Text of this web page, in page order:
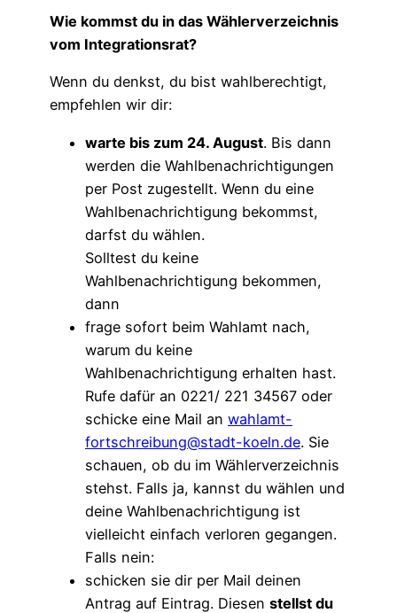
Wie kommst du in das Wählerverzeichnis
vom Integrationsrat?
Wenn du denkst, du bist wahlberechtigt,
empfehlen wir dir:
warte bis zum 24. August. Bis dann
werden die Wahlbenachrichtigungen
per Post zugestellt. Wenn du eine
Wahlbenachrichtigung bekommst,
darfst du wählen.
Solltest du keine
Wahlbenachrichtigung bekommen,
dann
frage sofort beim Wahlamt nach,
warum du keine
Wahlbenachrichtigung erhalten hast.
Rufe dafür an 0221/ 221 34567 oder
schicke eine Mail an wahlamt-
fortschreibung@stadt-koeln.de. Sie
schauen, ob du im Wählerverzeichnis
stehst. Falls ja, kannst du wählen und
deine Wahlbenachrichtigung ist
vielleicht einfach verloren gegangen.
Falls nein:
schicken sie dir per Mail deinen
Antrag auf Eintrag. Diesen stellst du